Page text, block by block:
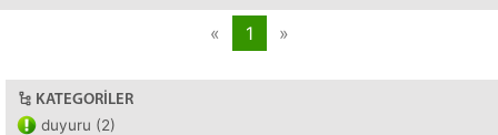
« 1 »
KATEGORILER
duyuru (2)